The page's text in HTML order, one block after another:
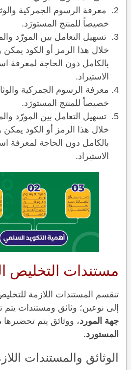
معرفة الرسوم الجمركية
خصيصاً للمنتج المستورَد.
تسهيل التعامل بين المورّد
خلال هذا الرمز أو الكود
بالكامل دون الحاجة لمعرفة
الاستيراد.
معرفة الرسوم الجمركية
خصيصاً للمنتج المستورَد.
تسهيل التعامل بين المورّد
خلال هذا الرمز أو الكود
بالكامل دون الحاجة لمعرفة
الاستيراد.
مستندات التخليص
تنقسم المستندات اللازمة
إلى نوعين؛ وثائق ومستندات يتم
جهة المورد، ووثائق يتم تحضيرها
المستورد.
الوثائق والمستندات